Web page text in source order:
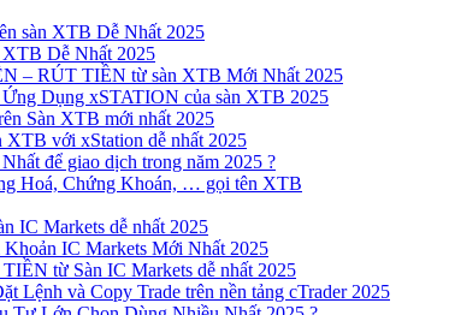
sàn XTB Dễ Nhất 2025
Dễ Nhất 2025
– RÚT TIỀN từ sàn XTB Mới Nhất 2025
Dụng xSTATION của sàn XTB 2025
Sàn XTB mới nhất 2025
XTB với xStation dễ nhất 2025
để giao dịch trong năm 2025 ?
Hoá, Chứng Khoán, … gọi tên XTB
IC Markets dễ nhất 2025
IC Markets Mới Nhất 2025
từ Sàn IC Markets dễ nhất 2025
Lệnh và Copy Trade trên nền tảng cTrader 2025